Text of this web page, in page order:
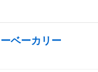
ベーカリー